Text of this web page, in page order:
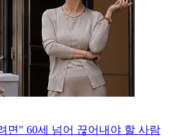
면" 60세 넘어 끊어내야 할 사람